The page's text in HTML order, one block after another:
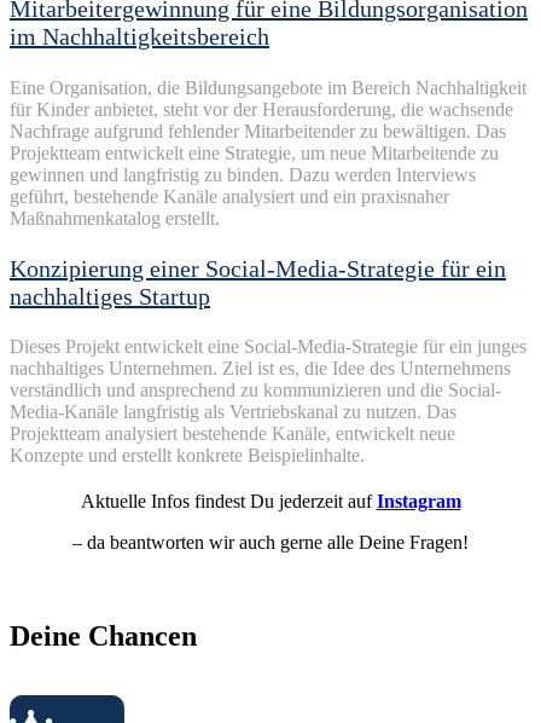
Mitarbeitergewinnung für eine Bildungsorganisation
im Nachhaltigkeitsbereich
Eine Organisation, die Bildungsangebote im Bereich Nachhaltigkeit
für Kinder anbietet, steht vor der Herausforderung, die wachsende
Nachfrage aufgrund fehlender Mitarbeitender zu bewältigen. Das
Projektteam entwickelt eine Strategie, um neue Mitarbeitende zu
gewinnen und langfristig zu binden. Dazu werden Interviews
geführt, bestehende Kanäle analysiert und ein praxisnaher
Maßnahmenkatalog erstellt.
Konzipierung einer Social-Media-Strategie für ein
nachhaltiges Startup
Dieses Projekt entwickelt eine Social-Media-Strategie für ein junges
nachhaltiges Unternehmen. Ziel ist es, die Idee des Unternehmens
verständlich und ansprechend zu kommunizieren und die Social-
Media-Kanäle langfristig als Vertriebskanal zu nutzen. Das
Projektteam analysiert bestehende Kanäle, entwickelt neue
Konzepte und erstellt konkrete Beispielinhalte.
Aktuelle Infos findest Du jederzeit aufInstagram
– da beantworten wir auch gerne alle Deine Fragen!
Deine Chancen